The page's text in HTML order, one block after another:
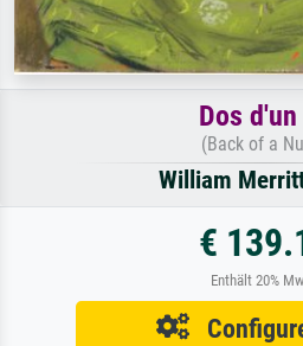
Dos
(Back of a
William
€
Enthält 20%